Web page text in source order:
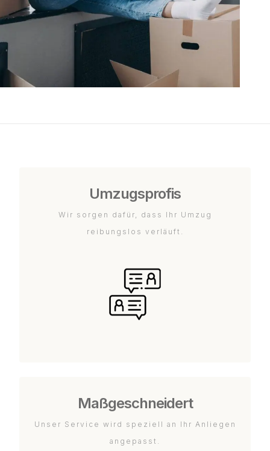
Umzugsprofis
Wir sorgen dafür, dass Ihr Umzug
reibungslos verläuft.
Maßgeschneidert
Unser Service wird speziell an Ihr Anliegen
angepasst.